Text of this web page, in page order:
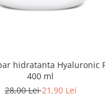
hidratanta Hyaluronic
400 ml
28,00 Lei21,90 Lei